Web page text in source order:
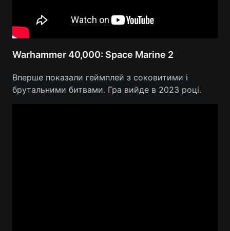
Warhammer 40,000: Space Marine 2
Вперше показали геймплей з соковитими і
брутальними битвами. Гра вийде в 2023 році.